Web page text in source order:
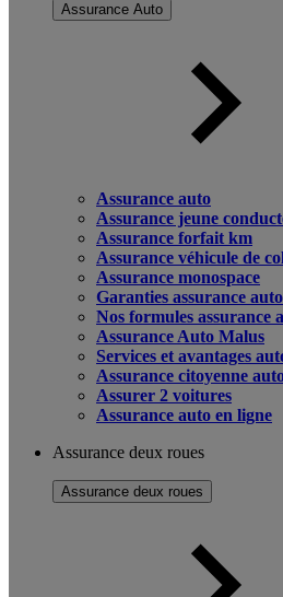
Assurance Auto
Assurance auto
Assurance jeune
Assurance forfait km
Assurance véhicule de
Assurance monospace
Garanties assurance auto
Nos formules assurance
Assurance Auto Malus
Services et avantages
Assurance citoyenne
Assurer 2 voitures
Assurance auto en ligne
Assurance deux roues
Assurance deux roues